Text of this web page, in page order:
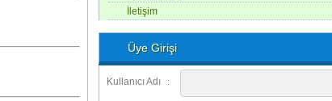
İletişim
Üye Girişi
Kullanıcı Adı :